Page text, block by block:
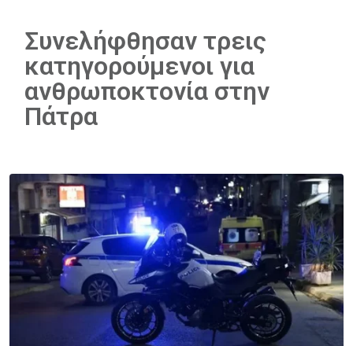
Συνελήφθησαν τρεις
κατηγορούμενοι για
ανθρωποκτονία στην
Πάτρα